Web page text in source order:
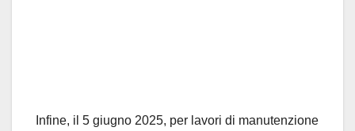
Infine, il 5 giugno 2025, per lavori di manutenzione